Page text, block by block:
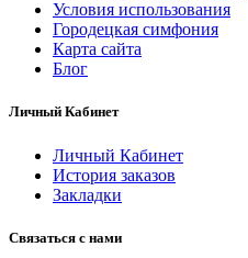
Условия использования
Городецкая симфония
Карта сайта
Блог
Личный Кабинет
Личный Кабинет
История заказов
Закладки
Связаться с нами